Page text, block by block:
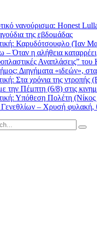
νανούρισμα: Honest
της εβδομάδας
Καρυδότσουφλο (Ίαν
Όταν η αλήθεια καταρρέει
Αναπλάσεις”
Διηγήματα «ιδεών», στα
Στα χρόνια της
την Πέμπτη (6/8) στις
Υπόθεση Πολέτη
– Χρυσή φυλακή,